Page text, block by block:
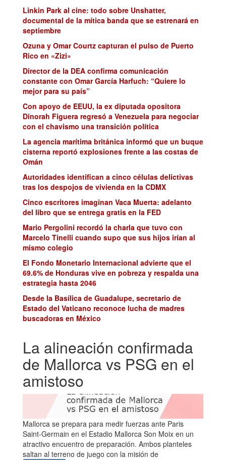
Linkin Park al cine: todo sobre Unshatter,
documental de la mítica banda que se estrenará en
septiembre
Ozuna y Omar Courtz capturan el pulso de Puerto
Rico en «Zizi»
Director de la DEA confirma comunicación
constante con Omar García Harfuch: “Quiere lo
mejor para su país”
Con apoyo de EEUU, la ex diputada opositora
Dinorah Figuera regresó a Venezuela para negociar
con el chavismo una transición política
La agencia marítima británica informó que un buque
cisterna reportó explosiones frente a las costas de
Omán
Autoridades identifican a cinco células delictivas
tras los despojos de vivienda en la CDMX
Cinco escritores imaginan Vaca Muerta: adelanto
del libro que se entrega gratis en la FED
Mario Pergolini recordó la charla que tuvo con
Marcelo Tinelli cuando supo que sus hijos irían al
mismo colegio
El Fondo Monetario Internacional advierte que el
69.6% de Honduras vive en pobreza y respalda una
estrategia hasta 2046
Desde la Basílica de Guadalupe, secretario de
Estado del Vaticano reconoce lucha de madres
buscadoras en México
La alineación confirmada
de Mallorca vs PSG en el
amistoso
Mallorca se prepara para medir fuerzas ante Paris
Saint-Germain en el Estadio Mallorca Son Moix en un
atractivo encuentro de preparación. Ambos planteles
saltan al terreno de juego con la misión de